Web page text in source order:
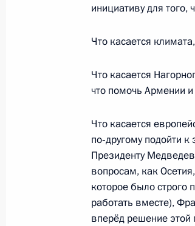
Выступление в
Встреча с
кругов
2 марта 2010 года, 13:00
1 марта 2010
инициативу для
Что касается
Что касается
что помочь Армении и
Что касается
по‑другому подойти
Президенту
вопросам, как
которое было строго
работать вместе),
вперёд решение этой